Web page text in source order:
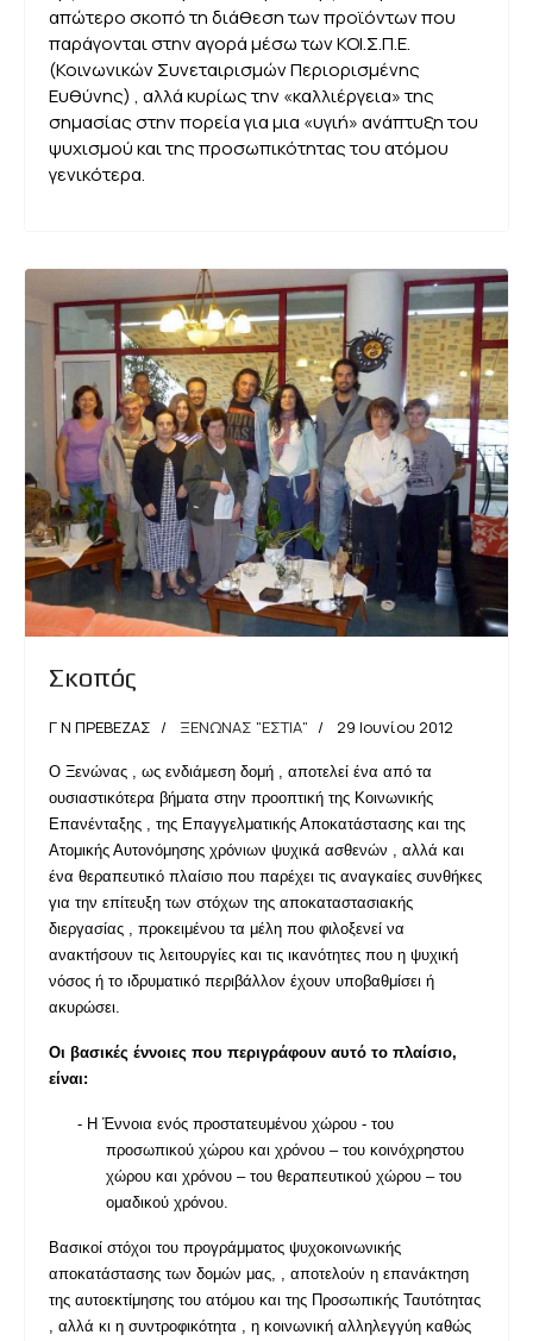
απώτερο σκοπό τη διάθεση των προϊόντων που
παράγονται στην αγορά μέσω των ΚΟΙ.Σ.Π.Ε.
(Κοινωνικών Συνεταιρισμών Περιορισμένης
Ευθύνης) , αλλά κυρίως την «καλλιέργεια» της
σημασίας στην πορεία για μια «υγιή» ανάπτυξη του
ψυχισμού και της προσωπικότητας του ατόμου
γενικότερα.
Σκοπός
Γ Ν ΠΡΕΒΕΖΑΣ ΞΕΝΩΝΑΣ "ΕΣΤΙΑ" 29 Ιουνίου 2012
Ο Ξενώνας , ως ενδιάμεση δομή , αποτελεί ένα από τα
ουσιαστικότερα βήματα στην προοπτική της Κοινωνικής
Επανένταξης , της Επαγγελματικής Αποκατάστασης και της
Ατομικής Αυτονόμησης χρόνιων ψυχικά ασθενών , αλλά και
ένα θεραπευτικό πλαίσιο που παρέχει τις αναγκαίες συνθήκες
για την επίτευξη των στόχων της αποκαταστασιακής
διεργασίας , προκειμένου τα μέλη που φιλοξενεί να
ανακτήσουν τις λειτουργίες και τις ικανότητες που η ψυχική
νόσος ή το ιδρυματικό περιβάλλον έχουν υποβαθμίσει ή
ακυρώσει.
Οι βασικές έννοιες που περιγράφουν αυτό το πλαίσιο,
είναι:
- Η Έννοια ενός προστατευμένου χώρου - του
προσωπικού χώρου και χρόνου – του κοινόχρηστου
χώρου και χρόνου – του θεραπευτικού χώρου – του
ομαδικού χρόνου.
Βασικοί στόχοι του προγράμματος ψυχοκοινωνικής
αποκατάστασης των δομών μας, , αποτελούν η επανάκτηση
της αυτοεκτίμησης του ατόμου και της Προσωπικής Ταυτότητας
, αλλά κι η συντροφικότητα , η κοινωνική αλληλεγγύη καθώς